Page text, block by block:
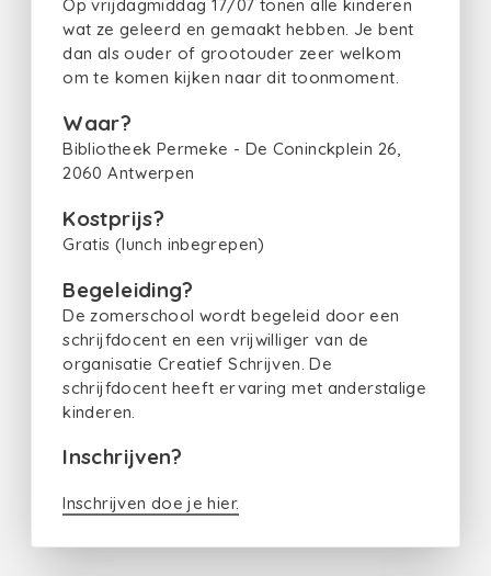
Op vrijdagmiddag 17/07 tonen alle kinderen
wat ze geleerd en gemaakt hebben. Je bent
dan als ouder of grootouder zeer welkom
om te komen kijken naar dit toonmoment.
Waar?
Bibliotheek Permeke - De Coninckplein 26,
2060 Antwerpen
Kostprijs?
Gratis (lunch inbegrepen)
Begeleiding?
De zomerschool wordt begeleid door een
schrijfdocent en een vrijwilliger van de
organisatie Creatief Schrijven. De
schrijfdocent heeft ervaring met anderstalige
kinderen.
Inschrijven?
Inschrijven doe je hier.